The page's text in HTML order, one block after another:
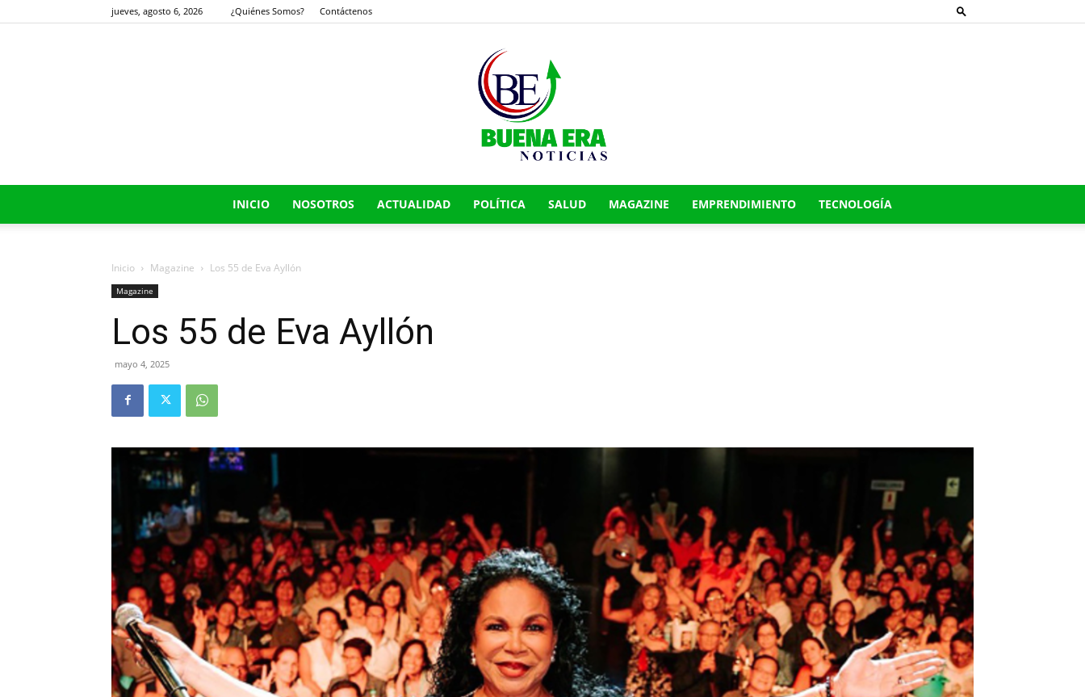
jueves, agosto 6, 2026 ¿Quiénes Somos? Contáctenos
Buena
INICIO NOSOTROS ACTUALIDAD POLÍTICA SALUD MAGAZINE EMPRENDIMIENTO TECNOLOGÍA
Inicio Magazine Los 55 de Eva Ayllón
Magazine
Los 55 de Eva Ayllón
mayo 4, 2025